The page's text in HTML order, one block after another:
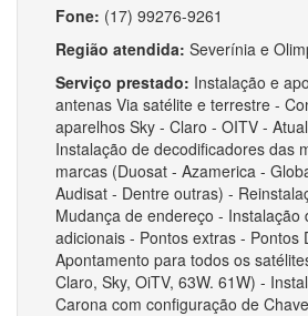
Fone: (17) 99276-9261
Região atendida: Severínia e
Serviço prestado: Instalação e
antenas Via satélite e terrestre -
aparelhos Sky - Claro - OITV -
Instalação de decodificadores das
marcas (Duosat - Azamerica -
Audisat - Dentre outras) -
Mudança de endereço - Instalação
adicionais - Pontos extras - Pontos
Apontamento para todos os
Claro, Sky, OiTV, 63W. 61W) -
Carona com configuração de